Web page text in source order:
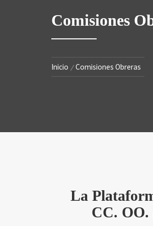
Comisiones
Inicio Comisiones Obreras
La
CC. OO.